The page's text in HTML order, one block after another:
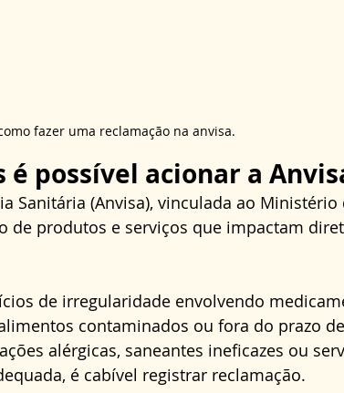
fazer uma reclamação na anvisa.
é possível acionar a
Sanitária (Anvisa), vinculada ao Ministério
de produtos e serviços que impactam
de irregularidade envolvendo
contaminados ou fora do prazo
alérgicas, saneantes ineficazes ou
é cabível registrar reclamação.